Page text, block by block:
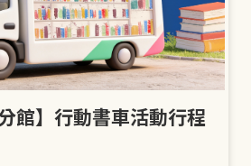
館】行動書車活動行程